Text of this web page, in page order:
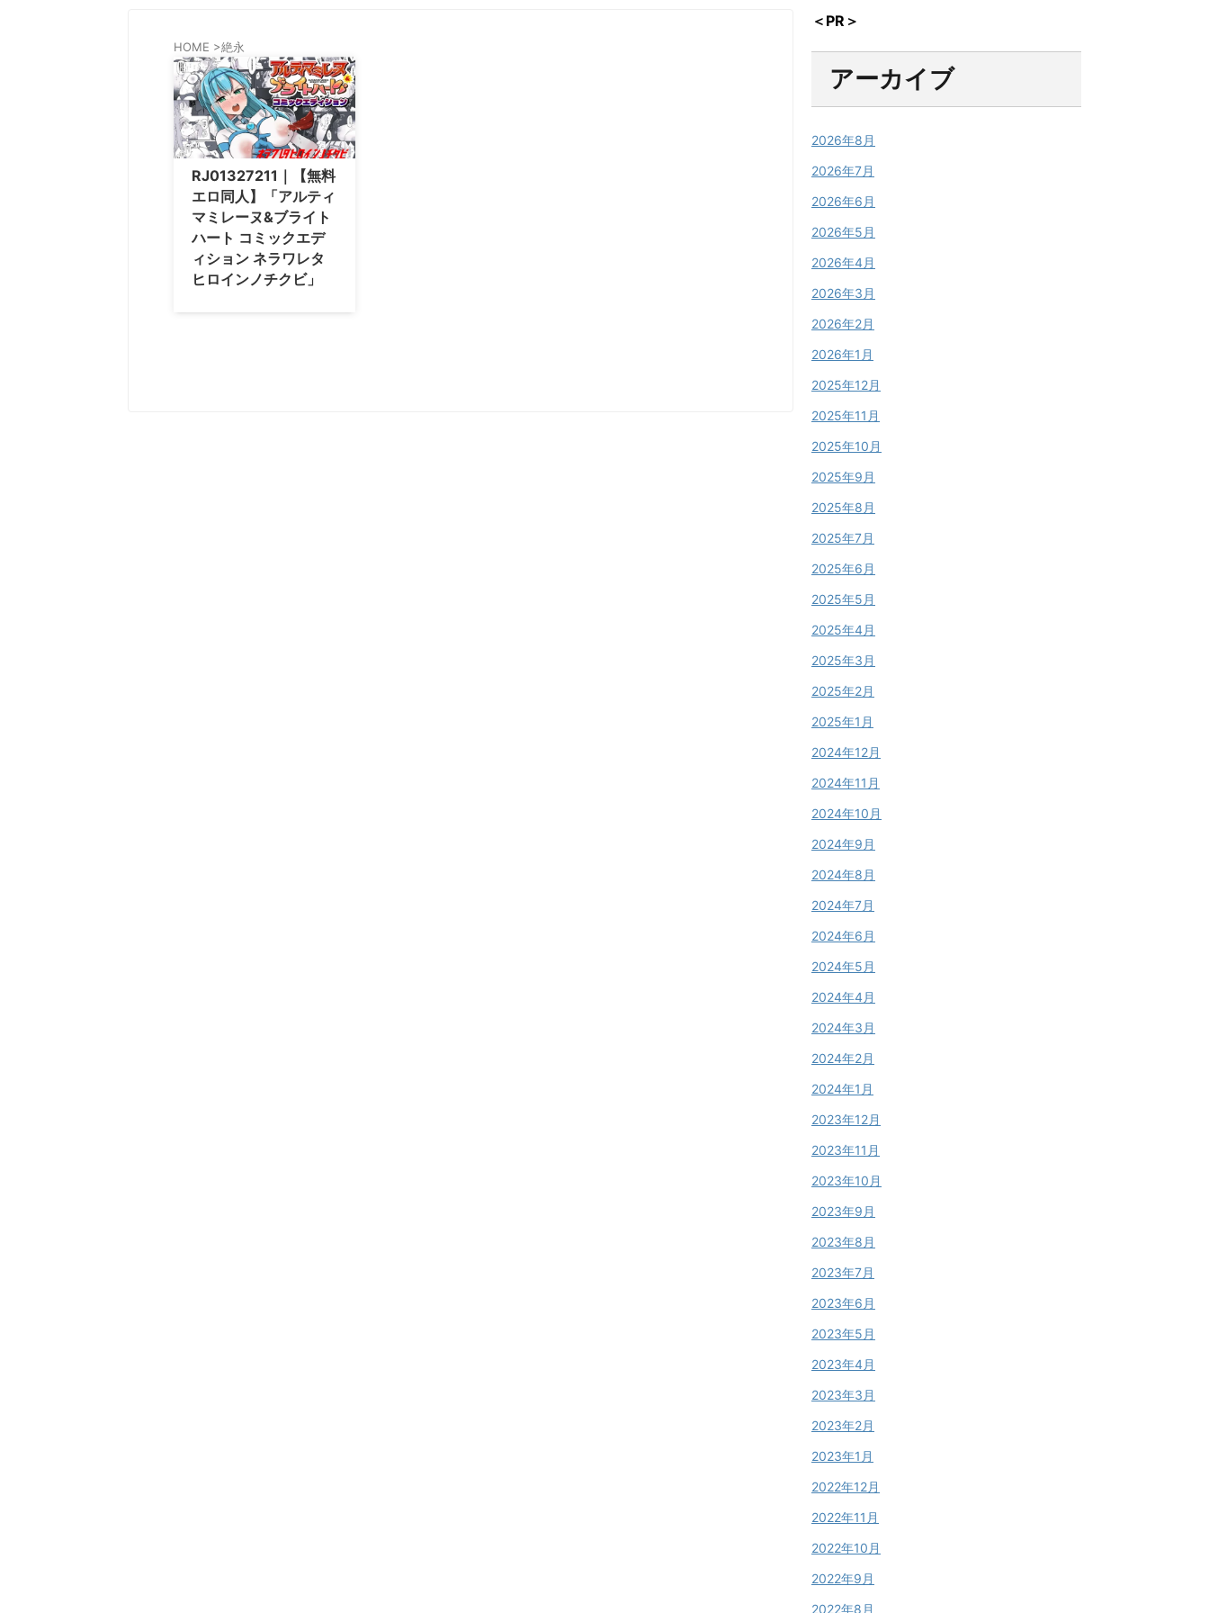
HOME >絶永
RJ01327211｜【無料
エロ同人】「アルティ
マミレーヌ&ブライト
ハート コミックエデ
ィション ネラワレタ
ヒロインノチクビ」
＜PR＞
アーカイブ
2026年8月
2026年7月
2026年6月
2026年5月
2026年4月
2026年3月
2026年2月
2026年1月
2025年12月
2025年11月
2025年10月
2025年9月
2025年8月
2025年7月
2025年6月
2025年5月
2025年4月
2025年3月
2025年2月
2025年1月
2024年12月
2024年11月
2024年10月
2024年9月
2024年8月
2024年7月
2024年6月
2024年5月
2024年4月
2024年3月
2024年2月
2024年1月
2023年12月
2023年11月
2023年10月
2023年9月
2023年8月
2023年7月
2023年6月
2023年5月
2023年4月
2023年3月
2023年2月
2023年1月
2022年12月
2022年11月
2022年10月
2022年9月
2022年8月